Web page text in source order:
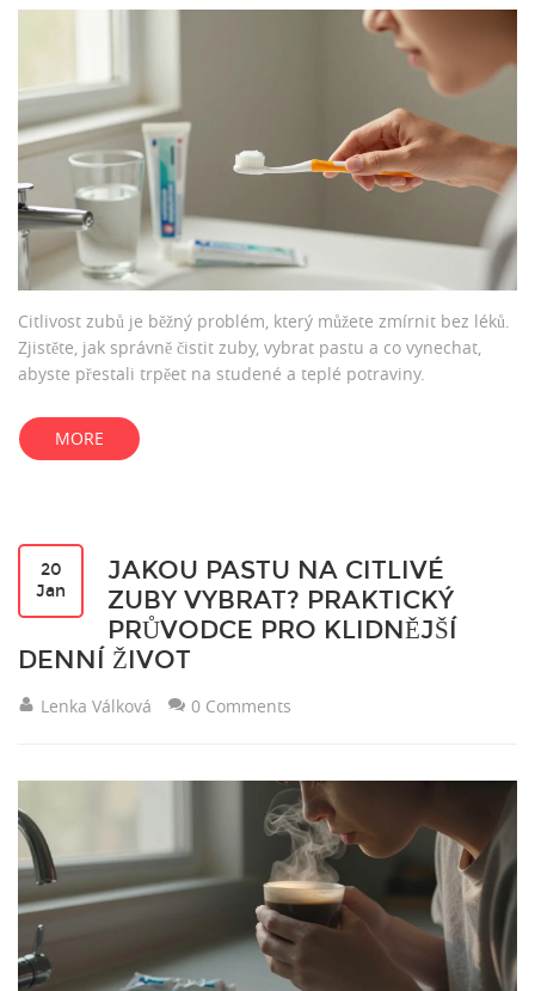
Citlivost zubů je běžný problém, který můžete zmírnit bez léků.
Zjistěte, jak správně čistit zuby, vybrat pastu a co vynechat,
abyste přestali trpěet na studené a teplé potraviny.
MORE
20
Jan
JAKOU PASTU NA CITLIVÉ
ZUBY VYBRAT? PRAKTICKÝ
PRŮVODCE PRO KLIDNĚJŠÍ
DENNÍ ŽIVOT
Lenka Válková 0 Comments